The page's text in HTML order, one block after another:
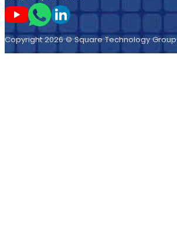
Следите за мной на Youtube
Следите за мной в Whatsapp
Следите за мной на LinkedIn
Copyright 2026 © Square Technology